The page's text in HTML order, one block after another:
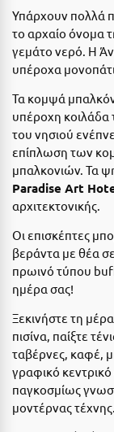
Δελφοί
Διακοπτό
Ε
Ελάτη Αρκαδίας
Ελληνικό
Ελούντα Κρήτης
Ερέτρια
Ερμιόνη
Εύβοια
Ευρυτανία
Ζ
Ζαγοροχώρια
Ζάκυνθος
Υπάρχουν πολλά
το αρχαίο όνομα
γεμάτο νερό. Η
υπέροχα
Τα κομψά
υπέροχη
του νησιού
επίπλωση των
μπαλκονιών. Τα
Paradise Art
αρχιτεκτονικής.
Οι επισκέπτες
βεράντα με θέα
πρωινό τύπου
ημέρα σας!
Ξεκινήστε τη
πισίνα, παίξτε
ταβέρνες, καφέ,
γραφικό
παγκοσμίως
μοντέρνας τέχνης.